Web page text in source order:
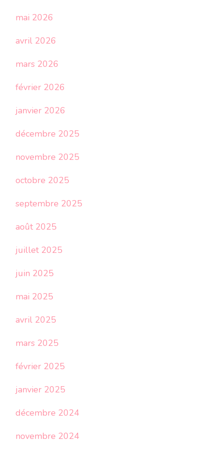
mai 2026
avril 2026
mars 2026
février 2026
janvier 2026
décembre 2025
novembre 2025
octobre 2025
septembre 2025
août 2025
juillet 2025
juin 2025
mai 2025
avril 2025
mars 2025
février 2025
janvier 2025
décembre 2024
novembre 2024